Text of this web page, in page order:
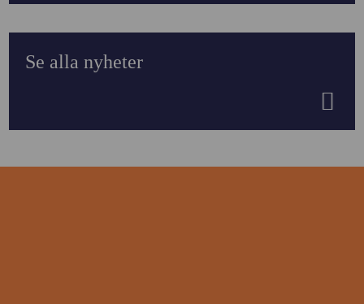
Se alla nyheter